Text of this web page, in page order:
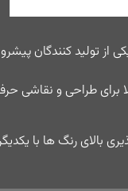
برای طراحی و نقاشی
بالای رنگ ها با